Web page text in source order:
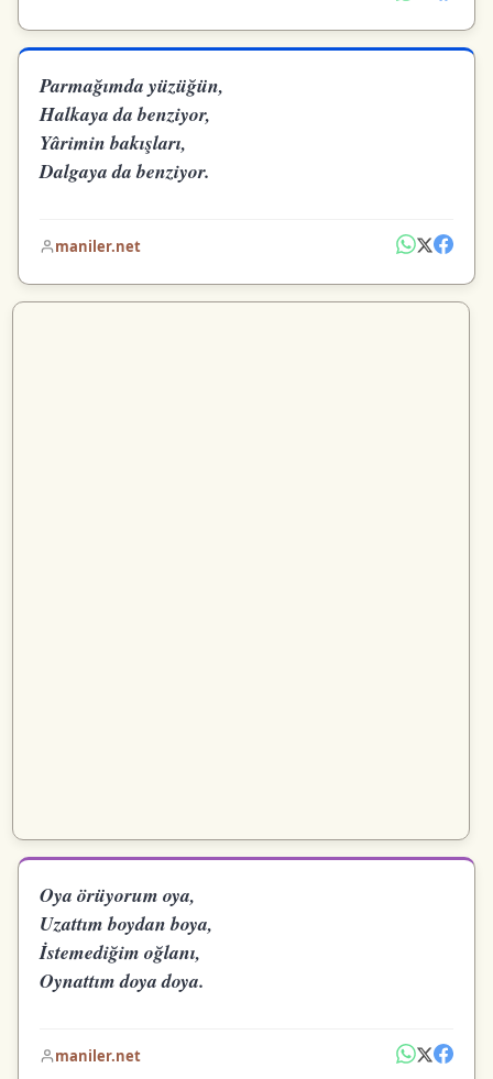
Parmağımda yüzüğün,
Halkaya da benziyor,
Yârimin bakışları,
Dalgaya da benziyor.
maniler.net
Oya örüyorum oya,
Uzattım boydan boya,
İstemediğim oğlanı,
Oynattım doya doya.
maniler.net